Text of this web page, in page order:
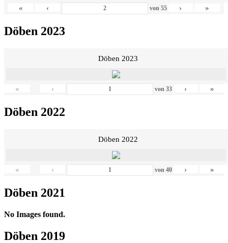
« ‹ von 55 › »
Döben 2023
Döben 2023
« ‹ von 33 › »
Döben 2022
Döben 2022
« ‹ von 40 › »
Döben 2021
No Images found.
Döben 2019